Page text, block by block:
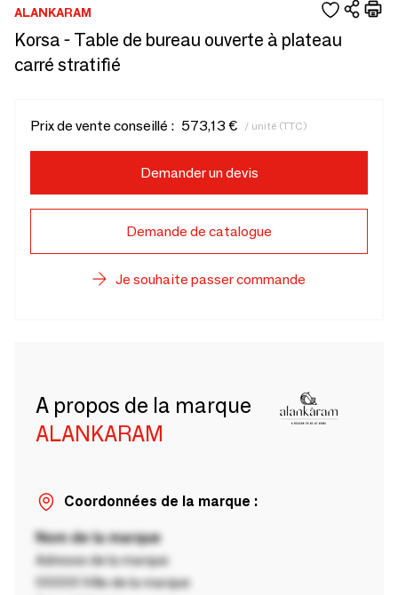
ALANKARAM
Korsa - Table de bureau ouverte à plateau
carré stratifié
Prix de vente conseillé : 573,13 € / unité (TTC)
Demander un devis
Demande de catalogue
Je souhaite passer commande
A propos de la marque
ALANKARAM
Coordonnées de la marque :
Nom de la marque
Adresse de la marque
00000 Ville de la marque